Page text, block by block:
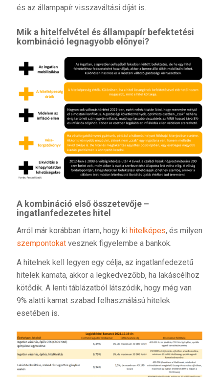
és az állampapír visszaváltási díját is.
Mik a hitelfelvétel és állampapír befektetési
kombináció legnagyobb előnyei?
A kombináció első összetevője –
ingatlanfedezetes hitel
Arról már korábban írtam, hogy ki hitelképes, és milyen
szempontokatvesznek figyelembe a bankok.
A hitelnek kell legyen egy célja, az ingatlanfedezetű
hitelek kamata, akkor a legkedvezőbb, ha lakáscélhoz
kötődik. A lenti táblázatból látszódik, hogy még van
9% alatti kamat szabad felhasználású hitelek
esetében is.